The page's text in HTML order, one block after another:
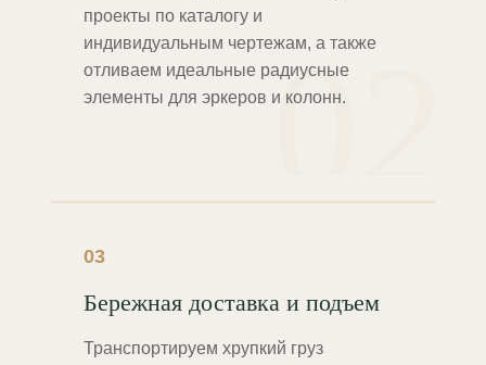
02
проекты по каталогу и
индивидуальным чертежам, а также
отливаем идеальные радиусные
элементы для эркеров и колонн.
03
Бережная доставка и подъем
Транспортируем хрупкий груз